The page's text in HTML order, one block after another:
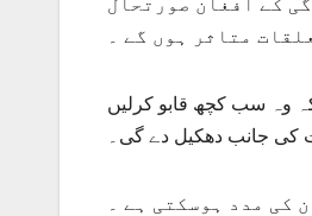
کے افغان صورتحال
متاثر ہوں گے ۔
وہ سب کچھ قابو کرلیں
کی جانب دھکیل دے گی۔
کی مدد ہوسکتی ہے ۔